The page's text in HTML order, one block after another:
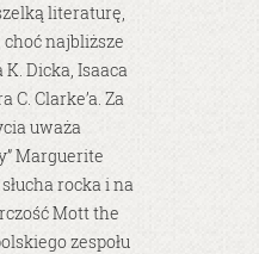
literaturę,
najbliższe
K. Dicka, Isaaca
C. Clarke’a. Za
uważa
Marguerite
rocka i na
Mott the
zespołu